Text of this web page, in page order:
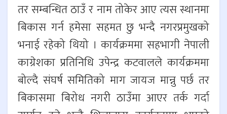
तर सम्बन्धित ठाउँ र नाम तोकेर आए त्यस स्थानमा
बिकास गर्न हमेसा सहमत छु भन्दै नगरप्रमुखको
भनाई रहेको थियो । कार्यक्रममा सहभागी नेपाली
काग्रेशका प्रतिनिधि उपेन्द्र कटवालले कार्यक्रममा
बोल्दै संघर्ष समितिको माग जायज मान्नु पर्छ तर
बिकासमा बिरोध नगरी ठाउँमा आएर तर्क गर्दा